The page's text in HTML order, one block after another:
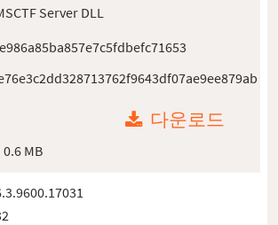
Server DLL
다운로드
0.6 MB